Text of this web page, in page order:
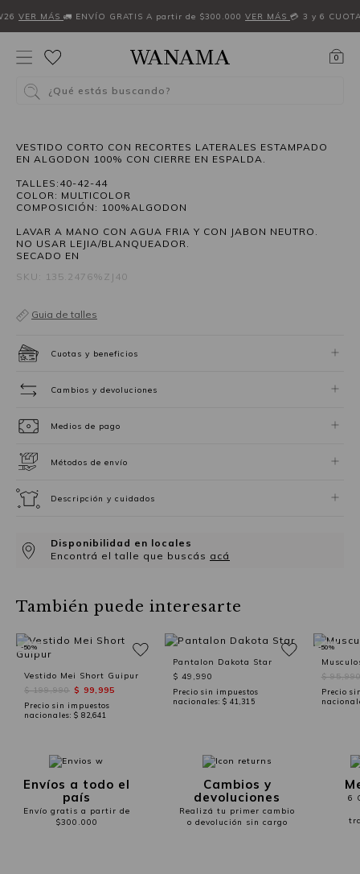
VER MÁS 🚛 ENVÍO GRATIS A partir de $300.000 VER MÁS 💳 3 y 6
0
¿Qué estás buscando?
VESTIDO CORTO CON RECORTES LATERALES ESTAMPADO
EN ALGODON 100% CON CIERRE EN ESPALDA.
TALLES:40-42-44
COLOR: MULTICOLOR
COMPOSICIÓN: 100%ALGODON
LAVAR A MANO CON AGUA FRIA Y CON JABON NEUTRO.
NO USAR LEJIA/BLANQUEADOR.
SECADO EN
SKU: 135.2476%ZJ40
Guia de talles
Cuotas y beneficios
Cambios y devoluciones
Medios de pago
Métodos de envío
Descripción y cuidados
Disponibilidad en locales
Encontrá el talle que buscás acá
También puede interesarte
Vestido Mei Short Guipur
$ 199,990 $ 99,995
Precio sin impuestos
nacionales: $ 82,641
-50%
Pantalon Dakota Star
$ 49,990
Precio sin impuestos
nacionales: $ 41,315
$
Precio
-50%
Envíos a todo el
país
Envío gratis a partir de
$300.000
Cambios y
devoluciones
Realizá tu primer cambio
o devolución sin cargo
6